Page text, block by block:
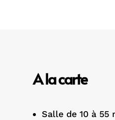
A la carte
Salle de 10 à 55